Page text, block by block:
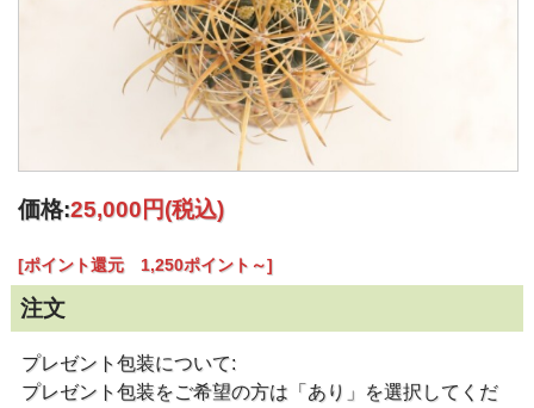
価格:25,000円(税込)
[ポイント還元 1,250ポイント～]
注文
プレゼント包装について:
プレゼント包装をご希望の方は「あり」を選択してくだ